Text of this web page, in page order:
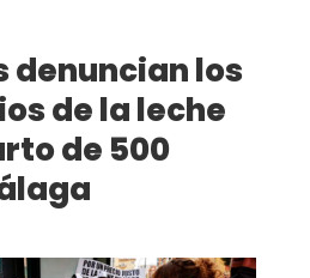
denuncian los
de la leche
de 500